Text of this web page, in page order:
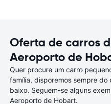
Oferta de carros
Aeroporto de
Quer procure um carro
família, disporemos sempre
baixo. Seguem-se alguns
Aeroporto de Hobart.